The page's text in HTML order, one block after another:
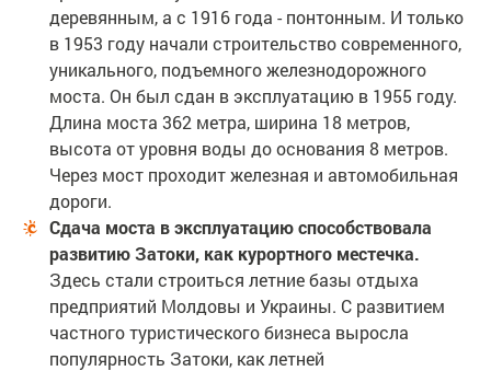
деревянным, а с 1916 года - понтонным. И только
в 1953 году начали строительство современного,
уникального, подъемного железнодорожного
моста. Он был сдан в эксплуатацию в 1955 году.
Длина моста 362 метра, ширина 18 метров,
высота от уровня воды до основания 8 метров.
Через мост проходит железная и автомобильная
дороги.
Сдача моста в эксплуатацию способствовала
развитию Затоки, как курортного местечка.
Здесь стали строиться летние базы отдыха
предприятий Молдовы и Украины. С развитием
частного туристического бизнеса выросла
популярность Затоки, как летней